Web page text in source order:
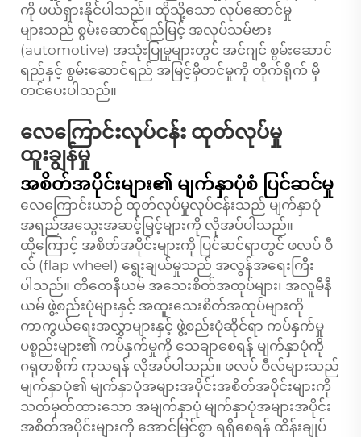
ကို ဖယ်ရှားနိုင်ပါသည်။ ထိုသို့သော လုပ်ဆောင်မှု
များသည် စွမ်းဆောင်ရည်မြင့် အလုပ်သမ်ဗား
(automotive) အသုံးပြုမှုများတွင် အင်ဂျင် စွမ်းဆောင်
ရည်နှင့် စွမ်းဆောင်ရည် အမြင့်မှီတင်မှုကို တိုက်ရိုက် မှီ
တင်ပေးပါသည်။
လေကြောင်းလုပ်ငန်း ထုတ်လုပ်မှု
ထူးချွန်မှု
အစိတ်အပိုင်းများ၏ မျက်နှာပုံစံ ပြင်ဆင်မှု
လေကြောင်းယာဉ် ထုတ်လုပ်မှုလုပ်ငန်းသည် မျက်နှာပုံ
အရည်အသွေးအဆင့်မြင့်များကို လိုအပ်ပါသည်။
ထို့ကြောင့် အစိတ်အပိုင်းများကို ပြင်ဆင်ရာတွင် ဖလပ် ဝီ
လ် (flap wheel) ရွေးချယ်မှုသည် အလွန်အရေးကြီး
ပါသည်။ တိတေနီယမ် အသေးစိတ်အထုပ်များ၊ အလူမီနီ
ယမ် ဖွဲ့စည်းပုံများနှင့် အထူးသေးစိတ်အထုပ်များကို
ကာကွယ်ရေးအလွှာများနှင့် ဖွဲ့စည်းပုံဆိုင်ရာ ကပ်နှက်မှု
ပစ္စည်းများ၏ ကပ်နှက်မှုကို သေချာစေရန် မျက်နှာပုံကို
ဂရုတစိုက် ကုသရန် လိုအပ်ပါသည်။ ဖလပ် ဝီလ်များသည်
မျက်နှာပုံ၏ မျက်နှာပုံအများအပိုင်းအစိတ်အပိုင်းများကို
သတ်မှတ်ထားသော အမျက်နှာပုံ မျက်နှာပုံအများအပိုင်း
အစိတ်အပိုင်းများကို အောင်မြင်စွာ ရရှိစေရန် ထိန်းချုပ်